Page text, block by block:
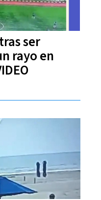
ser
rayo en